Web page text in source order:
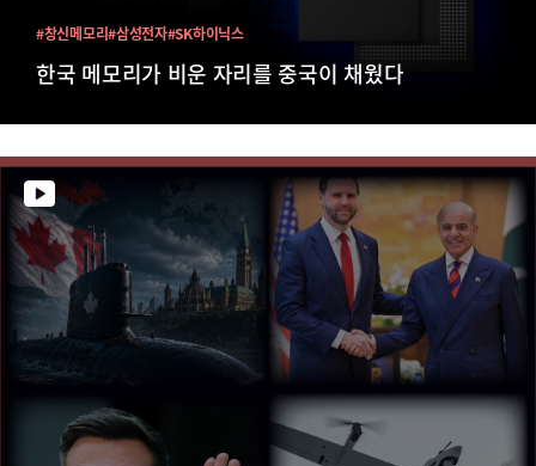
한국 메모리가 비운 자리를 중국이 채웠다
#창신메모리#삼성전자#SK하이닉스